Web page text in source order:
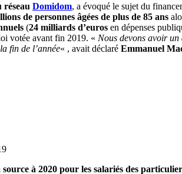
Domidom, a évoqué le sujet du
de personnes âgées de plus de 85 ans
(24 milliards d’euros en dépenses
votée avant fin 2019. « Nous devons avoir
fin de l’année« , avait déclaré Emmanuel
à 2020 pour les salariés des